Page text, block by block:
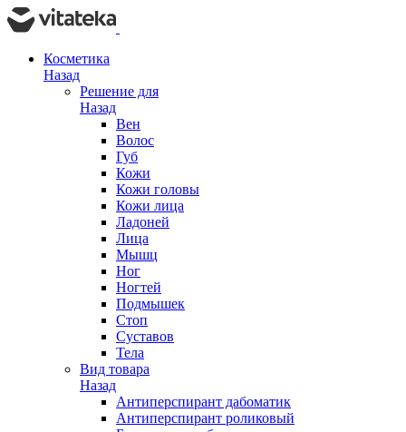
Косметика
Назад
Решение для
Назад
Вен
Волос
Губ
Кожи
Кожи головы
Кожи лица
Ладоней
Лица
Мышц
Ног
Ногтей
Подмышек
Стоп
Суставов
Тела
Вид товара
Назад
Антиперспирант дабоматик
Антиперспирант роликовый